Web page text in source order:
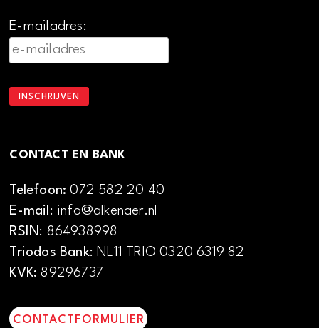
E-mailadres:
CONTACT EN BANK
Telefoon:072 582 20 40
E-mail: info@alkenaer.nl
RSIN: 864938998
Triodos Bank: NL11 TRIO 0320 6319 82
KVK: 89296737
CONTACTFORMULIER